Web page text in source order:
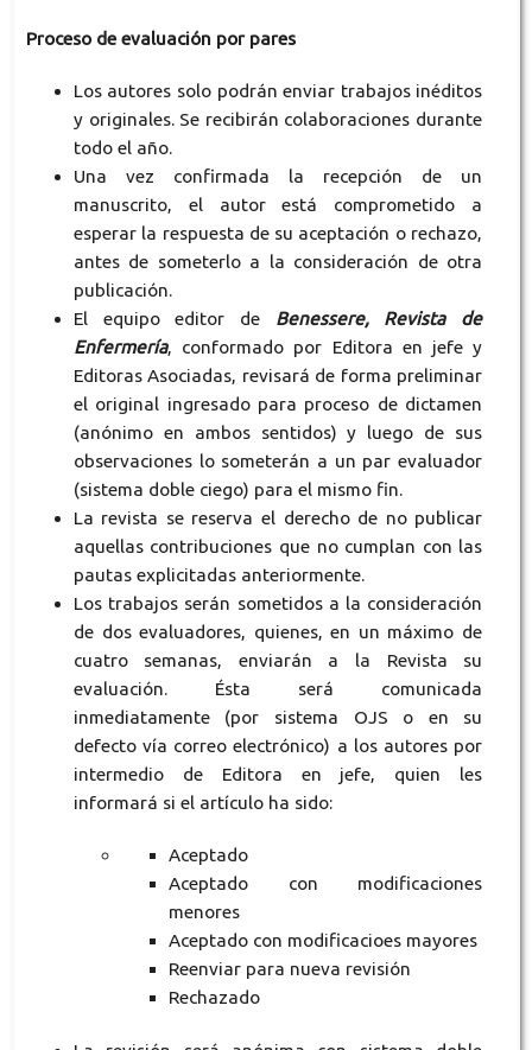
Proceso de evaluación por pares
Los autores solo podrán enviar trabajos inéditos
y originales. Se recibirán colaboraciones durante
todo el año.
Una vez confirmada la recepción de un
manuscrito, el autor está comprometido a
esperar la respuesta de su aceptación o rechazo,
antes de someterlo a la consideración de otra
publicación.
El equipo editor de Benessere, Revista de
Enfermería, conformado por Editora en jefe y
Editoras Asociadas, revisará de forma preliminar
el original ingresado para proceso de dictamen
(anónimo en ambos sentidos) y luego de sus
observaciones lo someterán a un par evaluador
(sistema doble ciego) para el mismo fin.
La revista se reserva el derecho de no publicar
aquellas contribuciones que no cumplan con las
pautas explicitadas anteriormente.
Los trabajos serán sometidos a la consideración
de dos evaluadores, quienes, en un máximo de
cuatro semanas, enviarán a la Revista su
evaluación. Ésta será comunicada
inmediatamente (por sistema OJS o en su
defecto vía correo electrónico) a los autores por
intermedio de Editora en jefe, quien les
informará si el artículo ha sido:
Aceptado
Aceptado con modificaciones
menores
Aceptado con modificacioes mayores
Reenviar para nueva revisión
Rechazado